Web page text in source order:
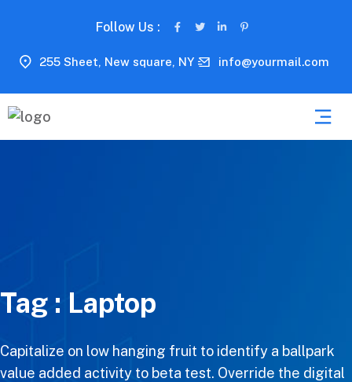
Follow Us :
255 Sheet, New square, NY info@yourmail.com
Tag : Laptop
Capitalize on low hanging fruit to identify a ballpark
value added activity to beta test. Override the digital